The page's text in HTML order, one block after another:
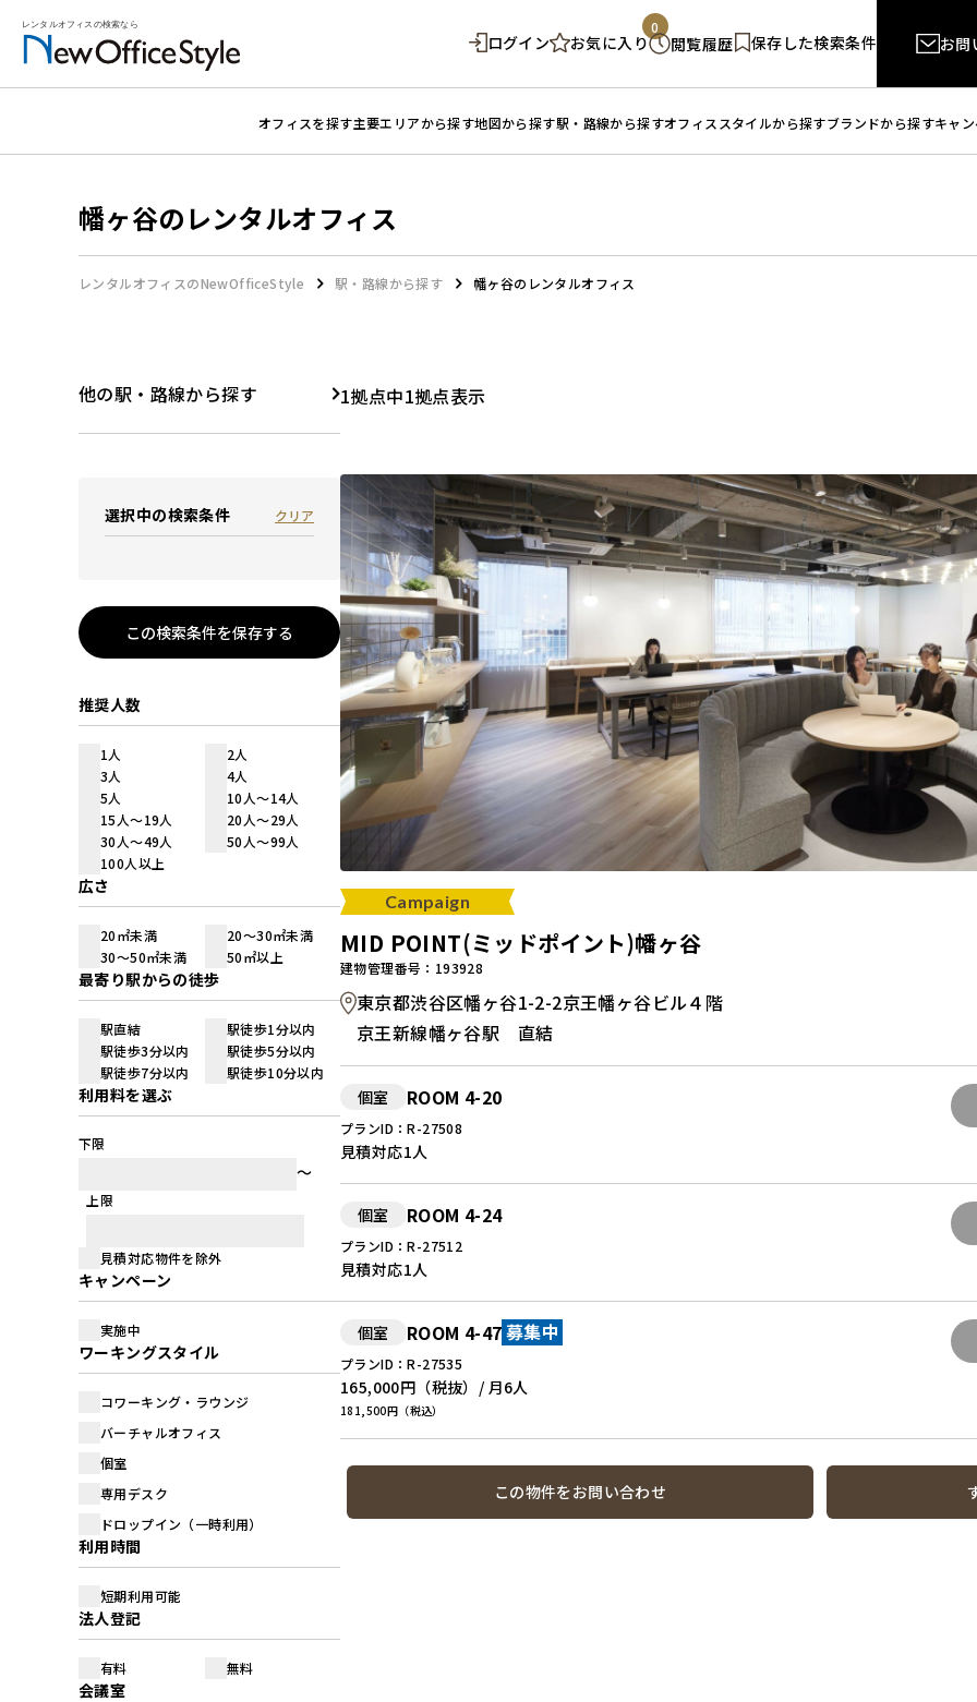
ログイン お気に入り
0
閲覧履歴 保存した検索条件 お問
オフィスを探す主要エリアから探す地図から探す駅・路線から探すオフィススタイルから探すブランドから探すキャ
幡ヶ谷のレンタルオフィス
レンタルオフィスのNewOfficeStyle 駅・路線から探す 幡ヶ谷のレンタルオフィス
他の駅・路線から探す
選択中の検索条件 クリア
この検索条件を保存する
推奨人数
1人
2人
3人
4人
5人
10人～14人
15人～19人
20人～29人
30人～49人
50人～99人
100人以上
広さ
20㎡未満
20～30㎡未満
30～50㎡未満
50㎡以上
最寄り駅からの徒歩
駅直結
駅徒歩1分以内
駅徒歩3分以内
駅徒歩5分以内
駅徒歩7分以内
駅徒歩10分以内
利用料を選ぶ
下限
上限
見積対応物件を除外
キャンペーン
実施中
ワーキングスタイル
コワーキング・ラウンジ
バーチャルオフィス
個室
専用デスク
ドロップイン（一時利用）
利用時間
短期利用可能
法人登記
有料 無料
会議室
1拠点中1拠点表示
Campaign
MID POINT(ミッドポイント)幡ヶ谷
建物管理番号：193928
東京都渋谷区幡ヶ谷1-2-2京王幡ヶ谷ビル４階
京王新線幡ヶ谷駅 直結
個室 ROOM 4-20
プランID：R-27508
見積対応1人
個室 ROOM 4-24
プランID：R-27512
見積対応1人
個室 ROOM 4-47 募集中
プランID：R-27535
165,000円 （税抜）/ 月
181,500円（税込）
6人
この物件をお問い合わせ